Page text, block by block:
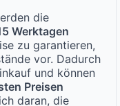
die
Werktagen
zu garantieren,
vor. Dadurch
und können
Preisen
daran, die